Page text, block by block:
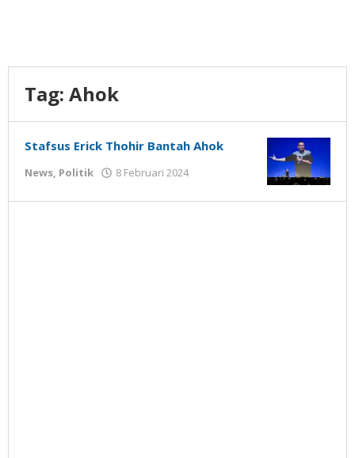
Tag: Ahok
Stafsus Erick Thohir Bantah Ahok
News, Politik 8 Februari 2024
Susanto